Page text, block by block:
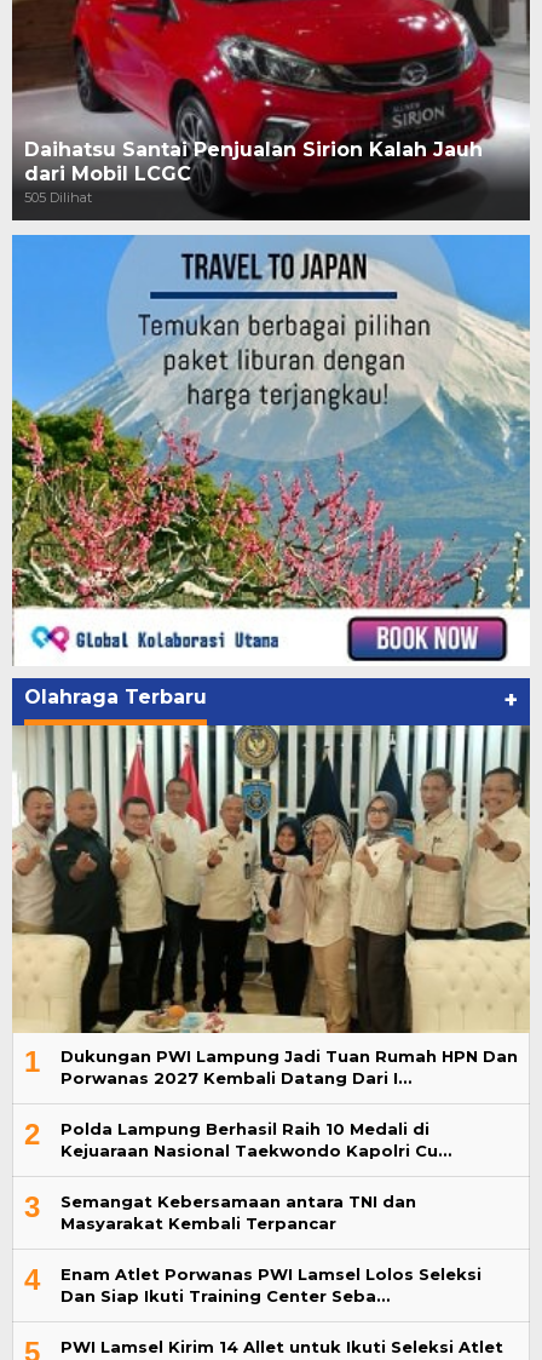
Daihatsu Santai Penjualan Sirion Kalah Jauh
dari Mobil LCGC
505 Dilihat
Olahraga Terbaru +
1
Dukungan PWI Lampung Jadi Tuan Rumah HPN Dan
Porwanas 2027 Kembali Datang Dari I…
2
Polda Lampung Berhasil Raih 10 Medali di
Kejuaraan Nasional Taekwondo Kapolri Cu…
3
Semangat Kebersamaan antara TNI dan
Masyarakat Kembali Terpancar
4
Enam Atlet Porwanas PWI Lamsel Lolos Seleksi
Dan Siap Ikuti Training Center Seba…
5
PWI Lamsel Kirim 14 Allet untuk Ikuti Seleksi Atlet